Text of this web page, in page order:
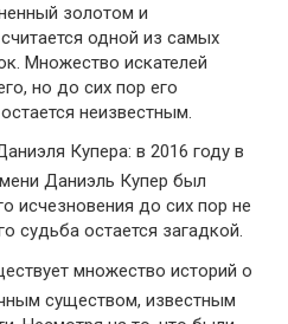
золотом и
одной из самых
Множество искателей
но до сих пор его
неизвестным.
Купера: в 2016 году в
Даниэль Купер был
исчезновения до сих пор не
судьба остается загадкой.
множество историй о
существом, известным